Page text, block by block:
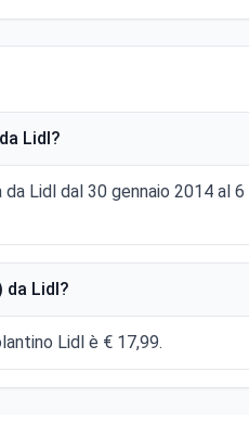
Lidl?
Lidl dal 30 gennaio 2014 al
da Lidl?
Lidl è € 17,99.